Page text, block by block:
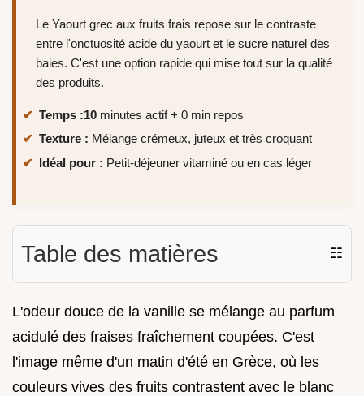
Le Yaourt grec aux fruits frais repose sur le contraste
entre l'onctuosité acide du yaourt et le sucre naturel des
baies. C'est une option rapide qui mise tout sur la qualité
des produits.
Temps :10 minutes actif + 0 min repos
Texture : Mélange crémeux, juteux et très croquant
Idéal pour : Petit-déjeuner vitaminé ou en cas léger
Table des matières ☷
L'odeur douce de la vanille se mélange au parfum
acidulé des fraises fraîchement coupées. C'est
l'image même d'un matin d'été en Grèce, où les
couleurs vives des fruits contrastent avec le blanc